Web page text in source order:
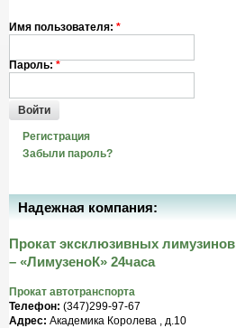
Имя пользователя: *
Пароль: *
Войти
Регистрация
Забыли пароль?
Надежная компания:
Прокат эксклюзивных лимузинов
– «ЛимузеноК» 24часа
Прокат автотранспорта
Телефон: (347)299-97-67
Адрес: Академика Королева , д.10